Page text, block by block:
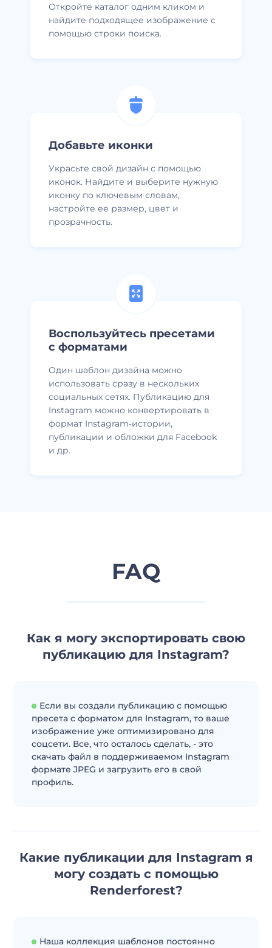
Откройте каталог одним кликом и
найдите подходящее изображение с
помощью строки поиска.
Добавьте иконки
Украсьте свой дизайн с помощью
иконок. Найдите и выберите нужную
иконку по ключевым словам,
настройте ее размер, цвет и
прозрачность.
Воспользуйтесь пресетами
с форматами
Один шаблон дизайна можно
использовать сразу в нескольких
социальных сетях. Публикацию для
Instagram можно конвертировать в
формат Instagram-истории,
публикации и обложки для Facebook
и др.
FAQ
Как я могу экспортировать свою
публикацию для Instagram?
Если вы создали публикацию с помощью
пресета с форматом для Instagram, то ваше
изображение уже оптимизировано для
соцсети. Все, что осталось сделать, - это
скачать файл в поддерживаемом Instagram
формате JPEG и загрузить его в свой
профиль.
Какие публикации для Instagram я
могу создать с помощью
Renderforest?
Наша коллекция шаблонов постоянно